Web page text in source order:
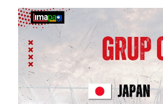
Tak
Persekusi
dan
Mudahkan
Izin
Rumah